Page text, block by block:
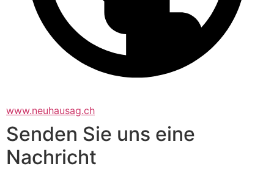
www.neuhausag.ch
Senden Sie uns eine
Nachricht